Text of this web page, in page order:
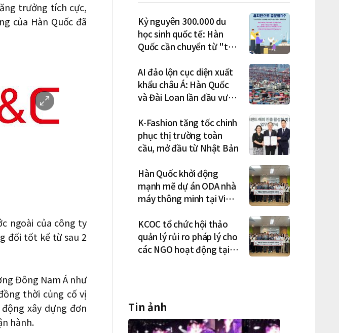
trưởng tích cực,
của Hàn Quốc đã
이
미
지
ngoài của công ty
đối tốt kể từ sau 2
Đông Nam Á như
thời củng cố vị
xây dựng đơn
hành.
Kỷ nguyên 300.000 du
học sinh quốc tế: Hàn
Quốc cần chuyển từ "thu
việc làm – định cư"
AI đảo lộn cục diện xuất
khẩu châu Á: Hàn Quốc
và Đài Loan lần đầu vượt
K-Fashion tăng tốc chinh
phục thị trường toàn
cầu, mở đầu từ Nhật Bản
Hàn Quốc khởi động
mạnh mẽ dự án ODA nhà
máy thông minh tại Việt
phối ở Hà Nội
KCOC tổ chức hội thảo
quản lý rủi ro pháp lý cho
các NGO hoạt động tại
Tin ảnh